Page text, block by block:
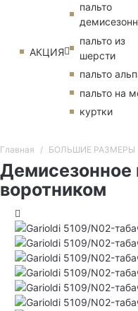
АКЦИЯ
пальто
пальто из
шерсти
пальто
пальто на
куртки
Главная БОЛЬШИЕ РАЗМЕРЫ
Демисезонное
воротником